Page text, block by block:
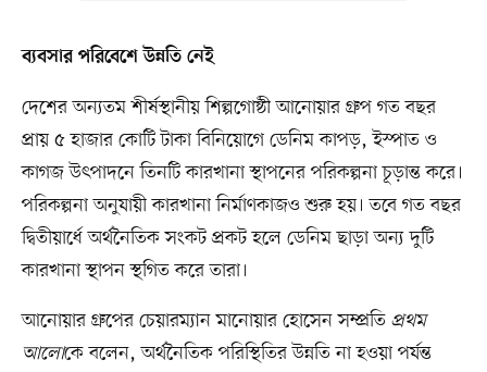
ব্যবসার পরিবেশে উন্নতি নেই
দেশের অন্যতম শীর্ষস্থানীয় শিল্পগোষ্ঠী আনোয়ার গ্রুপ গত বছর
প্রায় ৫ হাজার কোটি টাকা বিনিয়োগে ডেনিম কাপড়, ইস্পাত ও
কাগজ উৎপাদনে তিনটি কারখানা স্থাপনের পরিকল্পনা চূড়ান্ত করে।
পরিকল্পনা অনুযায়ী কারখানা নির্মাণকাজও শুরু হয়। তবে গত বছর
দ্বিতীয়ার্ধে অর্থনৈতিক সংকট প্রকট হলে ডেনিম ছাড়া অন্য দুটি
কারখানা স্থাপন স্থগিত করে তারা।
আনোয়ার গ্রুপের চেয়ারম্যান মানোয়ার হোসেন সম্প্রতি প্রথম
আলোকে বলেন, অর্থনৈতিক পরিস্থিতির উন্নতি না হওয়া পর্যন্ত